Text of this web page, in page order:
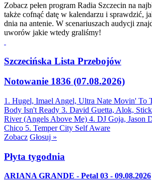
Zobacz pełen program Radia Szczecin na
także cofnąć datę w kalendarzu i sprawdzić,
dnia na antenie. W scenariuszach audycji
uworów jakie wtedy graliśmy!
Szczecińska Lista Przebojów
Notowanie 1836 (07.08.2026)
1. Hugel, Imael Angel, Ultra Nate Movin' To
Body Isn't Ready 3. David Guetta, Alok,
River (Angels Above Me) 4. DJ Goja, Jason
Chico 5. Temper City Self Aware
Zobacz Głosuj »
Płyta tygodnia
ARIANA GRANDE - Petal 03 - 09.08.2026